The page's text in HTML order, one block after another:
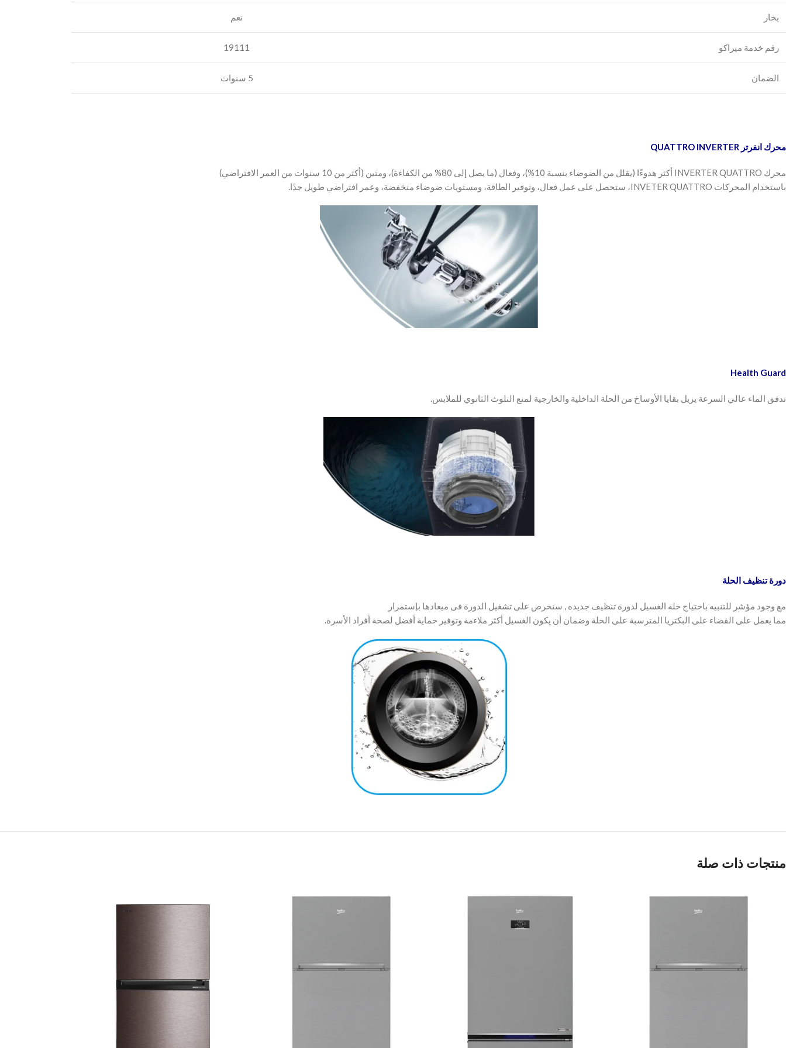
بخار نعم
رقم خدمة ميراكو 19111
الضمان 5 سنوات
محرك انفرتر QUATTRO INVERTER
محرك INVERTER QUATTRO أكثر هدوءًا (يقلل من الضوضاء بنسبة 10%)، وفعال (ما يصل إلى 80% من الكفاءة)، ومتين (أكثر من 10 سنوات من العمر الافتراضي)
باستخدام المحركات INVETER QUATTRO، ستحصل على عمل فعال، وتوفير الطاقة، ومستويات ضوضاء منخفضة، وعمر افتراضي طويل جدًا.
Health Guard
تدفق الماء عالي السرعة يزيل بقايا الأوساخ من الحلة الداخلية والخارجية لمنع التلوث الثانوي للملابس.
دورة تنظيف الحلة
مع وجود مؤشر للتنبيه باحتياج حلة الغسيل لدورة تنظيف جديده , سنحرص على تشغيل الدورة فى ميعادها بإستمرار
مما يعمل على القضاء على البكتريا المترسبة على الحلة وضمان أن يكون الغسيل أكثر ملاءمة وتوفير حماية أفضل لصحة أفراد الأسرة.
منتجات ذات صلة